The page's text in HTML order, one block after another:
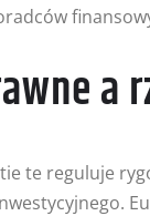
a
te reguluje